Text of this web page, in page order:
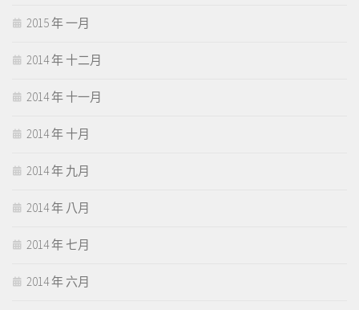
2015 年 一月
2014 年 十二月
2014 年 十一月
2014 年 十月
2014 年 九月
2014 年 八月
2014 年 七月
2014 年 六月